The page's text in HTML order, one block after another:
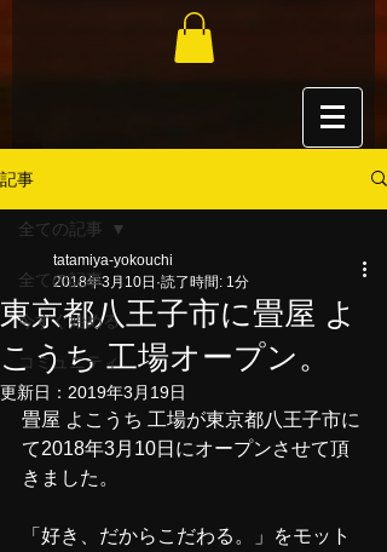
記事
全ての記事
今すぐ始める
コミュニティ
全ての記事
東京都八王子市に畳屋 よ
こうち 工場オープン。
tatamiya-yokouchi
2018年3月10日 読了時間: 1分
更新日： 2019年3月19日
畳屋 よこうち 工場が東京都八王子市に
て2018年3月10日にオープンさせて頂
きました。
「好き、だからこだわる。」をモット